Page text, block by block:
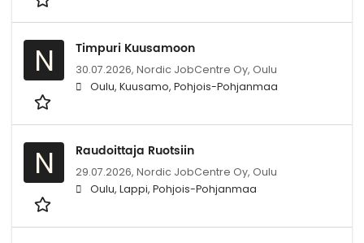
N Timpuri Kuusamoon
30.07.2026, Nordic JobCentre Oy, Oulu
Oulu, Kuusamo, Pohjois-Pohjanmaa
N Raudoittaja Ruotsiin
29.07.2026, Nordic JobCentre Oy, Oulu
Oulu, Lappi, Pohjois-Pohjanmaa